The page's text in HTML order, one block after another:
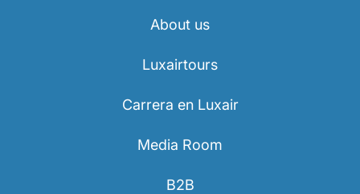
About us
Luxairtours
Carrera en Luxair
Media Room
B2B